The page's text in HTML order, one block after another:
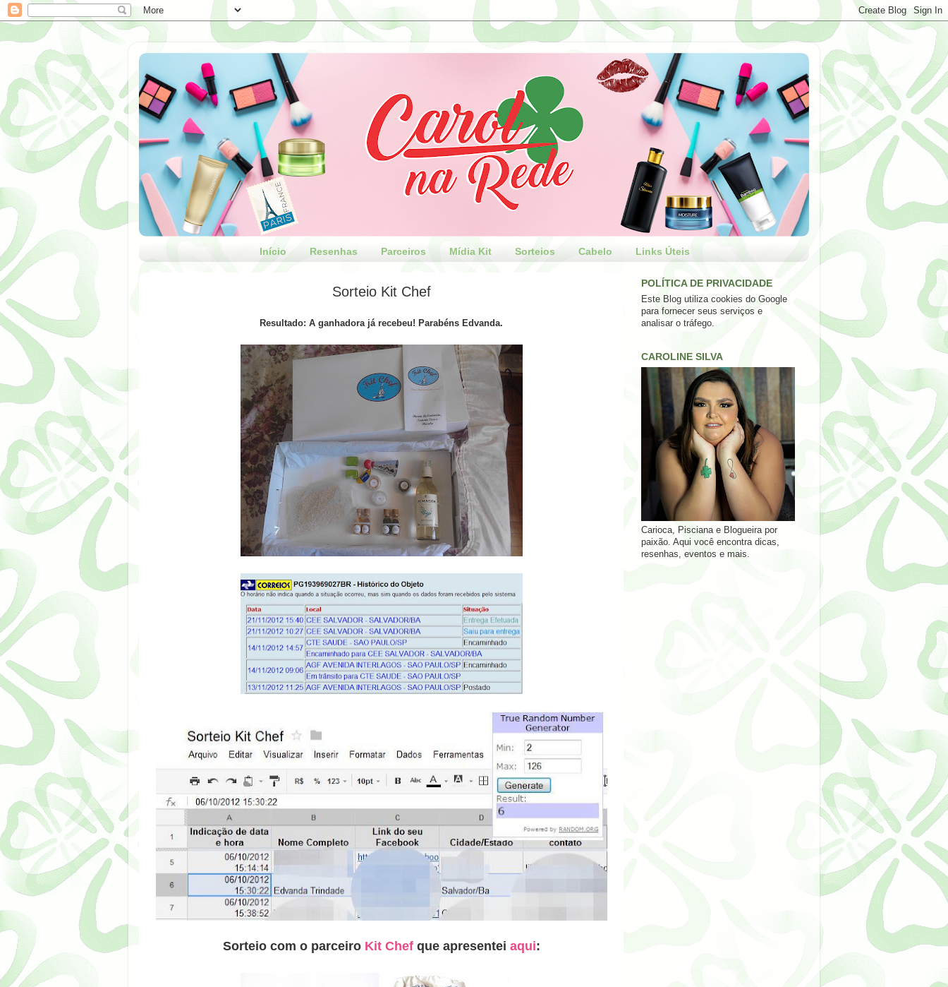
Início Resenhas Parceiros Mídia Kit Sorteios Cabelo Links Úteis
Sorteio Kit Chef
Resultado: A ganhadora já recebeu! Parabéns Edvanda.
Sorteio com o parceiro Kit Chefque apresentei aqui:
POLÍTICA DE PRIVACIDADE
Este Blog utiliza cookies do Google
para fornecer seus serviços e
analisar o tráfego.
CAROLINE SILVA
Carioca, Pisciana e Blogueira por
paixão. Aqui você encontra dicas,
resenhas, eventos e mais.